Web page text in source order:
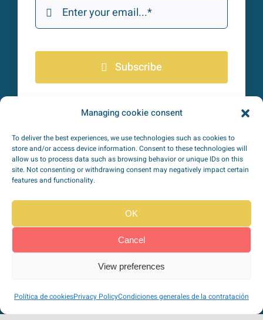
Managing cookie consent
To deliver the best experiences, we use technologies such as cookies to
store and/or access device information. Consent to these technologies will
allow us to process data such as browsing behavior or unique IDs on this
site. Not consenting or withdrawing consent may negatively impact certain
features and functionality.
OK
Cancel
View preferences
Política de cookiesPrivacy PolicyCondiciones generales de la contratación
Subscribe
I have read and accept the
Privacy Policy*
Social networks